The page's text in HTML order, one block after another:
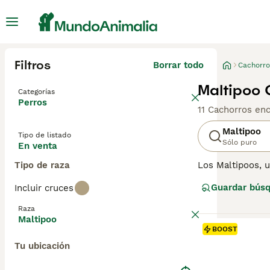
Filtros Borrar todo
Categorías
Perros
Tipo de listado
En venta
Tipo de raza
Incluir cruces
Raza
Maltipoo
Tu ubicación
Maltipoo
11 Cachorros
Maltipoo
Sólo puro
Los Maltipoos,
colores como
diario para
diversos
los miembros
Guardar
BOOST